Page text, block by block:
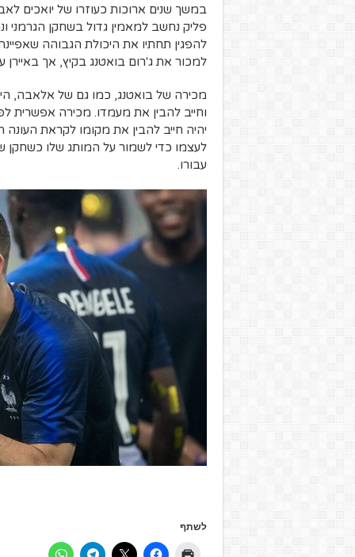
במשך שנים ארוכות כעוזרו של יואכים
פליק נחשב למאמין גדול בשחקן הגרמני
להפגין תחתיו את היכולת הגבוהה
למכור את ג'רום בואטנג בקיץ, אך באיירן
מכירה של בואטנג, כמו גם של אלאבה,
יהיה חייב להבין את מקומו לקראת העונה
לעצמו כדי לשמור על המותג שלו כשחקן
עבורו.
לשתף